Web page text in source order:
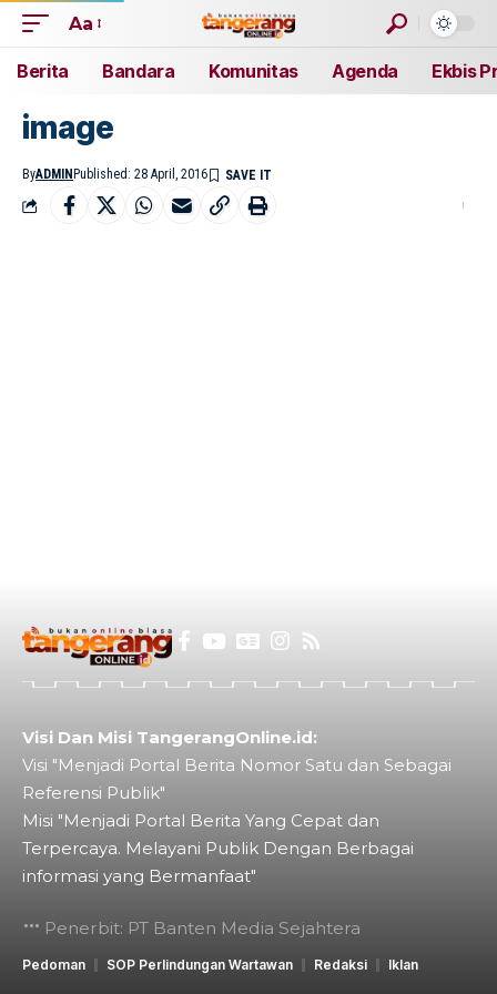
Aa
Berita Bandara Komunitas Agenda Ekbis
image
ByADMIN Published: 28 April, 2016
Visi Dan Misi TangerangOnline.id:
Visi "Menjadi Portal Berita Nomor Satu dan Sebagai
Referensi Publik"
Misi "Menjadi Portal Berita Yang Cepat dan
Terpercaya. Melayani Publik Dengan Berbagai
informasi yang Bermanfaat"
Penerbit: PT Banten Media Sejahtera
Pedoman SOP Perlindungan Wartawan Redaksi Iklan